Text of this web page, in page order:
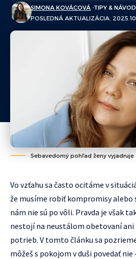
POSLEDNÁ AKTUALIZÁCIA:
SIMONA KOVÁCOVÁ TIPY &
Sebavedomý pohľad ženy vyjadruje
Vo vzťahu sa často ocitáme v
že musíme robiť kompromisy alebo
nám nie sú po vôli. Pravda je však
nestojí na neustálom obetovaní
potrieb. V tomto článku sa
môžeš s pokojom v duši povedať nie